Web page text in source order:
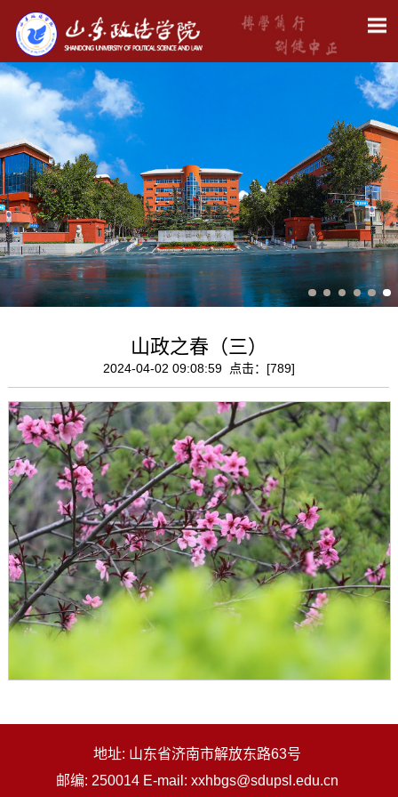
山政之春（三）
2024-04-02 09:08:59 点击：[789]
地址: 山东省济南市解放东路63号
邮编: 250014 E-mail: xxhbgs@sdupsl.edu.cn